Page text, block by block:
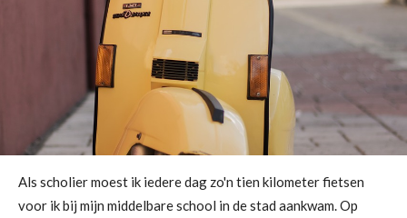
Als scholier moest ik iedere dag zo'n tien kilometer fietsen
voor ik bij mijn middelbare school in de stad aankwam. Op